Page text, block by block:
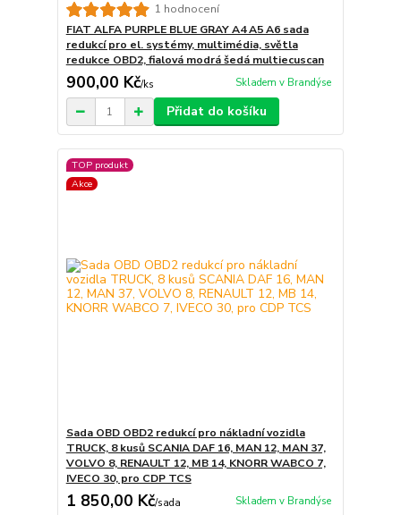
1 hodnocení
FIAT ALFA PURPLE BLUE GRAY A4 A5 A6 sada
redukcí pro el. systémy, multimédia, světla
redukce OBD2, fialová modrá šedá multiecuscan
900,00 Kč/ks Skladem v Brandýse
Přidat do košíku
TOP produkt
Akce
Sada OBD OBD2 redukcí pro nákladní vozidla
TRUCK, 8 kusů SCANIA DAF 16, MAN 12, MAN 37,
VOLVO 8, RENAULT 12, MB 14, KNORR WABCO 7,
IVECO 30, pro CDP TCS
1 850,00 Kč/sada Skladem v Brandýse